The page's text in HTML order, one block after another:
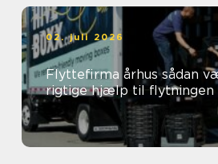
02. juli 2026
Flyttefirma århus sådan vælger du den
rigtige hjælp til flytningen